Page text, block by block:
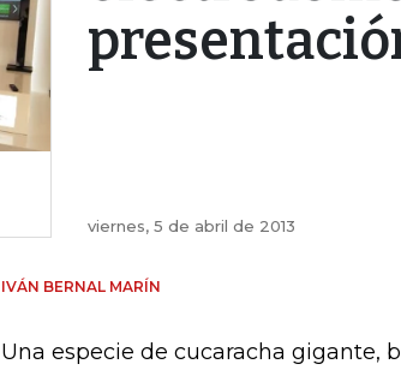
viernes, 5 de abril de 2013
IVÁN BERNAL MARÍN
Una especie de cucaracha gigante,